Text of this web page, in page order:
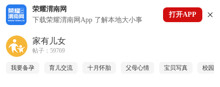
荣耀渭南网
下载荣耀渭南网App 了解本地大小事
打开APP
下拉刷新
家有儿女
帖子：59769
我要备孕 育儿交流 十月怀胎 父母心情 宝贝写真 校园